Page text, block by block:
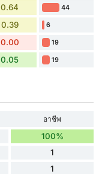
0.64 44
0.39 6
0.00 19
0.05 19
อาชีพ
100%
1
1